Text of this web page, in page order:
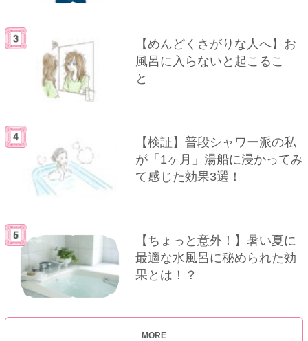
【めんどくさがりな人へ】お
風呂に入らないと起こるこ
と
【検証】普段シャワー派の私
が「1ヶ月」湯船に浸かってみ
て感じた効果3選！
【ちょっと意外！】暑い夏に
最適な水風呂に秘められた効
果とは！？
MORE